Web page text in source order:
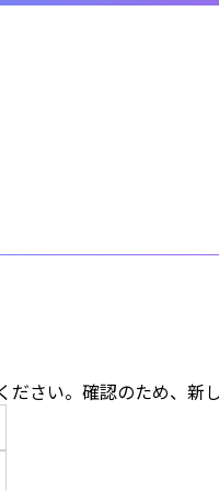
ださい。確認のため、新